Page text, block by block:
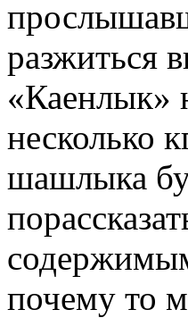
разжиться
«Каенлык»
несколько
шашлыка
почему то